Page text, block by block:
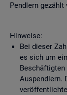
Pendlern gezählt
Hinweise:
Bei dieser
es sich um
Beschäftigten
Auspendlern.